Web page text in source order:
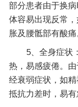
部分患者由于换
体容易出现反常
胀及腰骶部有酸痛
5、全身症状
热，易感疲倦。
经衰弱症状，如
抵抗力差时，易有